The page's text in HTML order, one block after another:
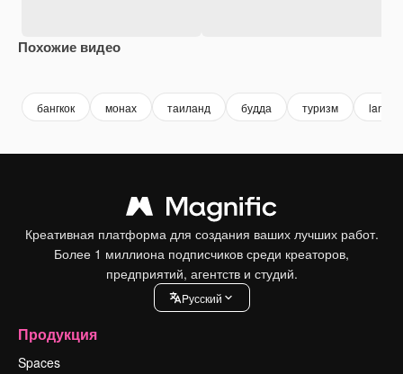
Похожие видео
бангкок монах таиланд будда туризм
Креативная платформа для создания ваших лучших работ.
Более 1 миллиона подписчиков среди креаторов,
предприятий, агентств и студий.
Pусский
Продукция
Spaces